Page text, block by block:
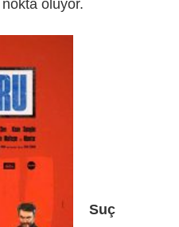
oluyor.
Suç